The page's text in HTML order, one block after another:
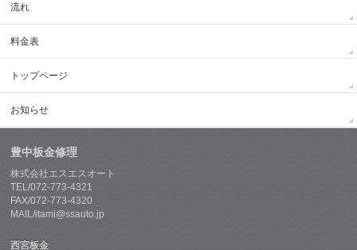
流れ
料金表
トップページ
お知らせ
豊中板金修理
株式会社エスエスオート
TEL/072-773-4321
FAX/072-773-4320
MAIL/itami@ssauto.jp
西宮板金